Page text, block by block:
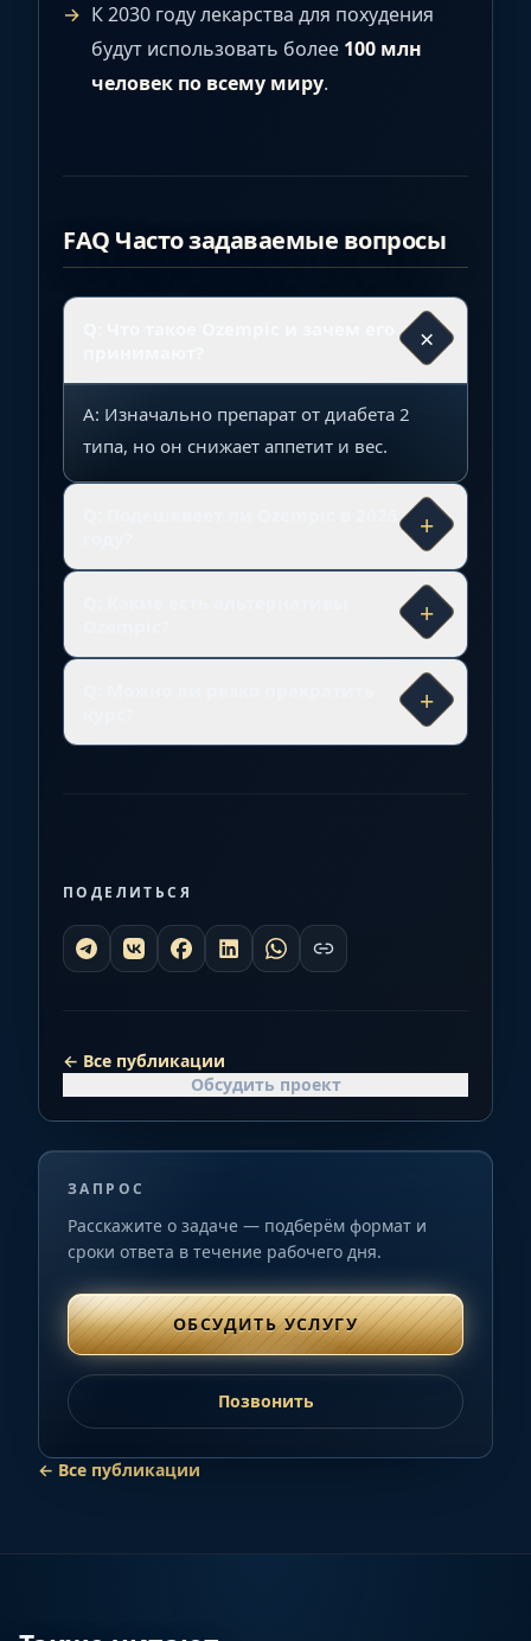
К 2030 году лекарства для похудения
будут использовать более 100 млн
человек по всему миру.
FAQ Часто задаваемые вопросы
×
A: Изначально препарат от диабета 2
типа, но он снижает аппетит и вес.
+
+
+
ПОДЕЛИТЬСЯ
← Все публикации
Обсудить проект
ЗАПРОС
Расскажите о задаче — подберём формат и
сроки ответа в течение рабочего дня.
ОБСУДИТЬ УСЛУГУ
Позвонить
← Все публикации